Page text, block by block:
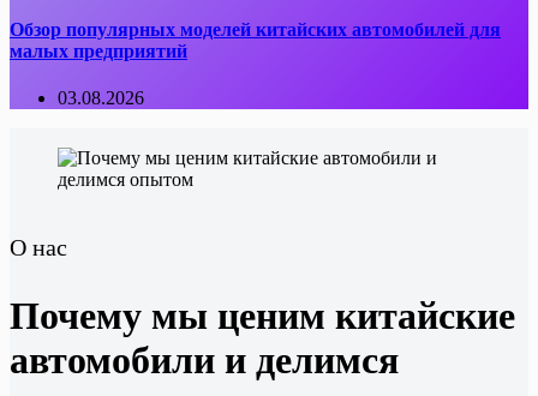
Обзор популярных моделей китайских автомобилей для
малых предприятий
03.08.2026
О нас
Почему мы ценим китайские
автомобили и делимся